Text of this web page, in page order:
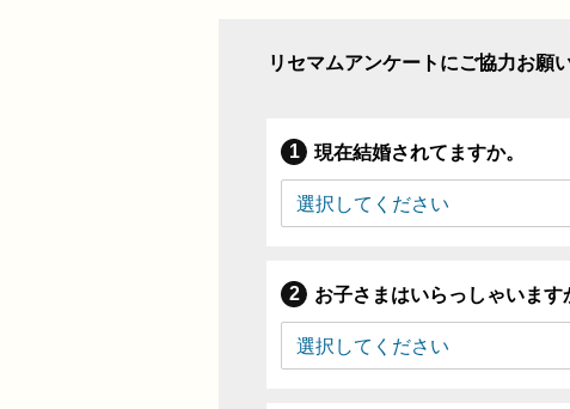
リセマムアンケートにご協力お願
現在結婚されてますか。
お子さまはいらっしゃいます